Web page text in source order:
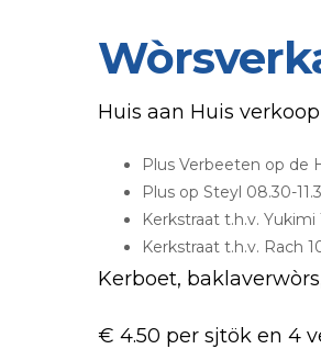
Huis aan Huis
Plus Verbeeten op de
Plus op Steyl 08.30-
Kerkstraat t.h.v.
Kerkstraat t.h.v. Rach
Kerboet,
€ 4.50 per sjtök en 4